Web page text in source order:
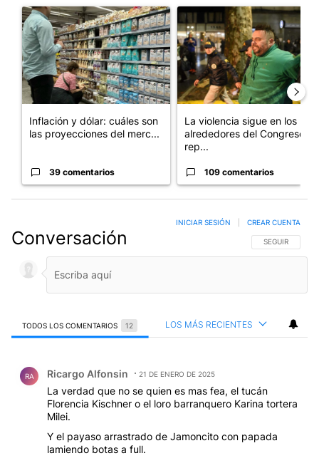
Un artículo de tendencia con el título "Inflación y dólar: cuáles
Inflación y dólar: cuáles son
las proyecciones del merc...
39 comentarios
Un artículo de tendencia con
La violencia sigue en los
alrededores del Congreso:
rep...
109 comentarios
Conversación SIGA ESTA
SEGUIR
INICIAR SESIÓN CREAR CUENTA
TODOS LOS COMENTARIOS 12 LOS MÁS RECIENTES
RA Ricargo Alfonsin 21 DE ENERO DE 2025
La verdad que no se quien es mas fea, el tucán
Florencia Kischner o el loro barranquero Karina tortera
Milei.
Y el payaso arrastrado de Jamoncito con papada
lamiendo botas a full.